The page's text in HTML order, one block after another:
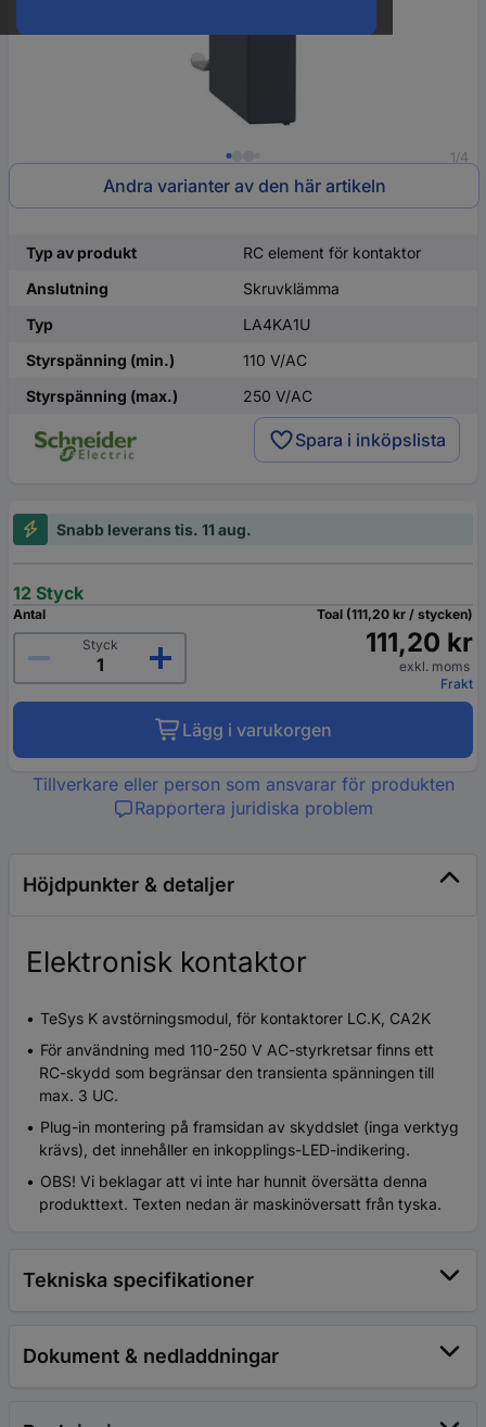
1/4
Andra varianter av den här artikeln
Typ av produkt
RC element för kontaktor
Anslutning
Skruvklämma
Typ
LA4KA1U
Styrspänning (min.)
110 V/AC
Styrspänning (max.)
250 V/AC
Spara i inköpslista
Snabb leverans tis. 11 aug.
12 Styck
Antal
Styck
Toal (111,20 kr / stycken)
111,20 kr
exkl. moms
Frakt
Lägg i varukorgen
Tillverkare eller person som ansvarar för produkten
Rapportera juridiska problem
Höjdpunkter & detaljer
Elektronisk kontaktor
TeSys K avstörningsmodul, för kontaktorer LC.K, CA2K
För användning med 110-250 V AC-styrkretsar finns ett
RC-skydd som begränsar den transienta spänningen till
max. 3 UC.
Plug-in montering på framsidan av skyddslet (inga verktyg
krävs), det innehåller en inkopplings-LED-indikering.
OBS! Vi beklagar att vi inte har hunnit översätta denna
produkttext. Texten nedan är maskinöversatt från tyska.
Tekniska specifikationer
Dokument & nedladdningar